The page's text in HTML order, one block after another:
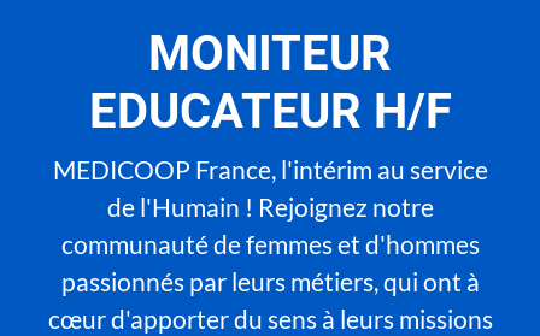
MONITEUR
EDUCATEUR H/F
MEDICOOP France, l'intérim au service
de l'Humain ! Rejoignez notre
communauté de femmes et d'hommes
passionnés par leurs métiers, qui ont à
cœur d'apporter du sens à leurs missions